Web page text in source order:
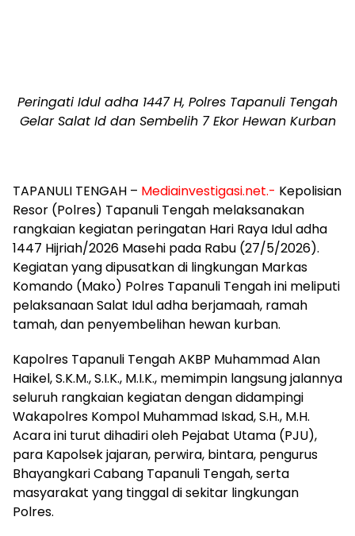
Peringati Idul adha 1447 H, Polres Tapanuli Tengah
Gelar Salat Id dan Sembelih 7 Ekor Hewan Kurban
TAPANULI TENGAH – Mediainvestigasi.net.- Kepolisian
Resor (Polres) Tapanuli Tengah melaksanakan
rangkaian kegiatan peringatan Hari Raya Idul adha
1447 Hijriah/2026 Masehi pada Rabu (27/5/2026).
Kegiatan yang dipusatkan di lingkungan Markas
Komando (Mako) Polres Tapanuli Tengah ini meliputi
pelaksanaan Salat Idul adha berjamaah, ramah
tamah, dan penyembelihan hewan kurban.
Kapolres Tapanuli Tengah AKBP Muhammad Alan
Haikel, S.K.M., S.I.K., M.I.K., memimpin langsung jalannya
seluruh rangkaian kegiatan dengan didampingi
Wakapolres Kompol Muhammad Iskad, S.H., M.H.
Acara ini turut dihadiri oleh Pejabat Utama (PJU),
para Kapolsek jajaran, perwira, bintara, pengurus
Bhayangkari Cabang Tapanuli Tengah, serta
masyarakat yang tinggal di sekitar lingkungan
Polres.